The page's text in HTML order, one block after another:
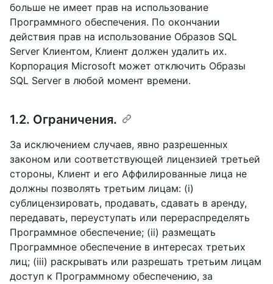
больше не имеет прав на использование
Программного обеспечения. По окончании
действия прав на использование Образов SQL
Server Клиентом, Клиент должен удалить их.
Корпорация Microsoft может отключить Образы
SQL Server в любой момент времени.
1.2. Ограничения.
За исключением случаев, явно разрешенных
законом или соответствующей лицензией третьей
стороны, Клиент и его Аффилированные лица не
должны позволять третьим лицам: (i)
сублицензировать, продавать, сдавать в аренду,
передавать, переуступать или перераспределять
Программное обеспечение; (ii) размещать
Программное обеспечение в интересах третьих
лиц; (iii) раскрывать или разрешать третьим лицам
доступ к Программному обеспечению, за